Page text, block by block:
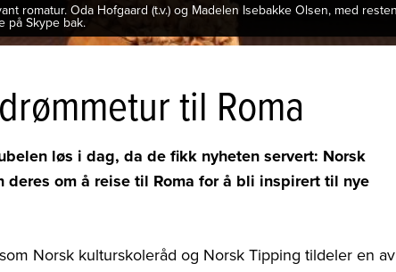
romatur. Oda Hofgaard (t.v.) og Madelen Isebakke Olsen, med resten
på Skype bak.
til Roma
løs i dag, da de fikk nyheten servert: Norsk
om å reise til Roma for å bli inspirert til nye
Norsk kulturskoleråd og Norsk Tipping tildeler en av